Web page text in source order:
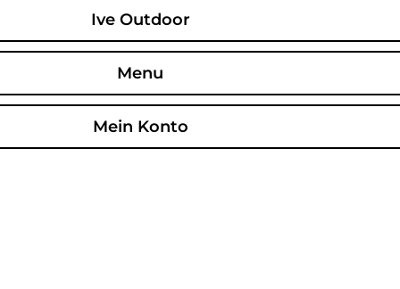
Ive Outdoor
Menu
Mein Konto